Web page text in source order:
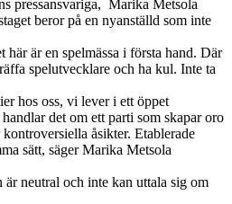
pressansvariga, Marika Metsola
beror på en nyanställd som inte
här är en spelmässa i första hand. Där
spelutvecklare och ha kul. Inte ta
hos oss, vi lever i ett öppet
det om ett parti som skapar oro
åsikter. Etablerade
sätt, säger Marika Metsola
är neutral och inte kan uttala sig om